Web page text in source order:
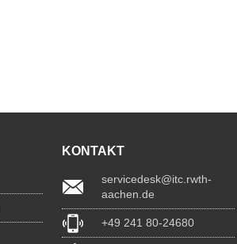
KONTAKT
servicedesk@itc.rwth-
aachen.de
+49 241 80-24680